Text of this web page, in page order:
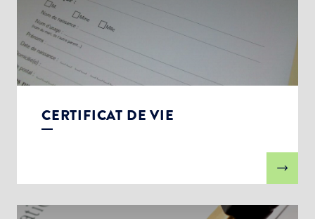
CERTIFICAT DE VIE